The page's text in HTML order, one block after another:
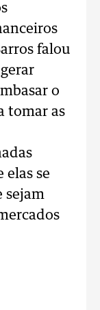
falou
o
tomar as
elas se
sejam